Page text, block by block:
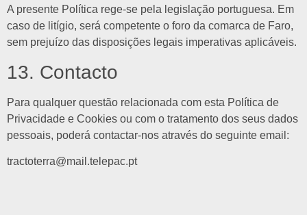
A presente Política rege-se pela legislação portuguesa. Em
caso de litígio, será competente o foro da comarca de Faro,
sem prejuízo das disposições legais imperativas aplicáveis.
13. Contacto
Para qualquer questão relacionada com esta Política de
Privacidade e Cookies ou com o tratamento dos seus dados
pessoais, poderá contactar-nos através do seguinte email:
tractoterra@mail.telepac.pt